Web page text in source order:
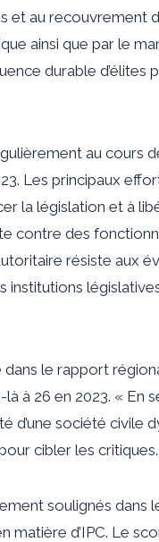
et au recouvrement
ainsi que par le
durable
au cours
Les principaux
législation et à
contre des
résiste aux
le rapport
à 26 en 2023. « En
d’une société civile
cibler les critiques.
soulignés dans
d’IPC. Le